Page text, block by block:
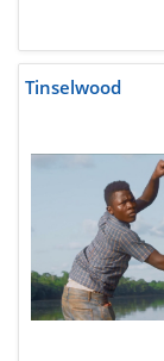
Tinselwood